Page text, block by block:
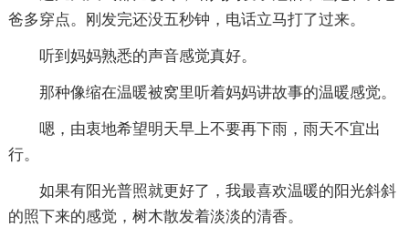
爸多穿点。刚发完还没五秒钟，电话立马打了过来。
听到妈妈熟悉的声音感觉真好。
那种像缩在温暖被窝里听着妈妈讲故事的温暖感觉。
嗯，由衷地希望明天早上不要再下雨，雨天不宜出
行。
如果有阳光普照就更好了，我最喜欢温暖的阳光斜斜
的照下来的感觉，树木散发着淡淡的清香。